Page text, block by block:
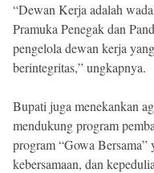
“Dewan Kerja adalah
Pramuka Penegak dan
pengelola dewan kerja
berintegritas,” ungkapnya.
Bupati juga menekankan
mendukung program
program “Gowa Bersama”
kebersamaan, dan